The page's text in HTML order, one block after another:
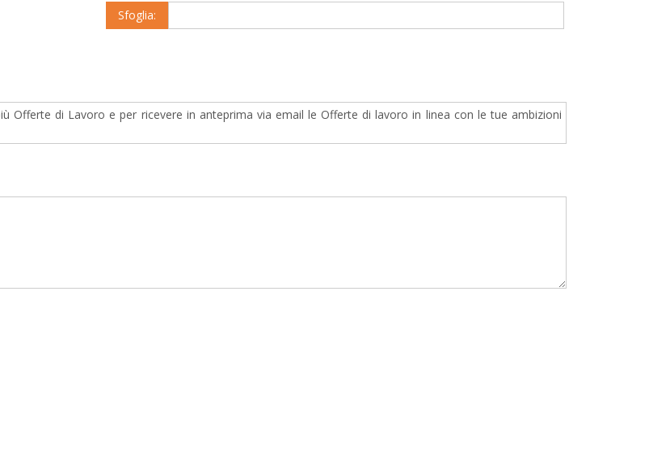
Sfoglia:
Offerte di Lavoro e per ricevere in anteprima via email le Offerte di lavoro in linea con le tue ambizioni